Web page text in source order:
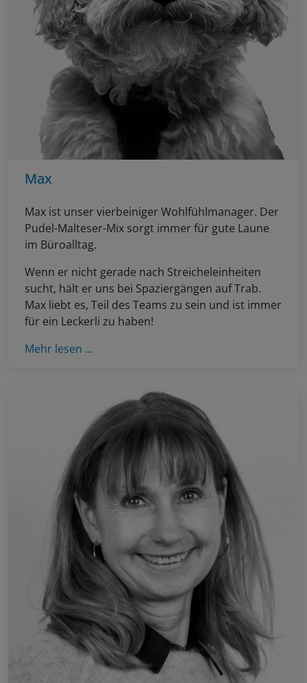
Max
Max ist unser vierbeiniger Wohlfühlmanager. Der
Pudel-Malteser-Mix sorgt immer für gute Laune
im Büroalltag.
Wenn er nicht gerade nach Streicheleinheiten
sucht, hält er uns bei Spaziergängen auf Trab.
Max liebt es, Teil des Teams zu sein und ist immer
für ein Leckerli zu haben!
Mehr lesen ...